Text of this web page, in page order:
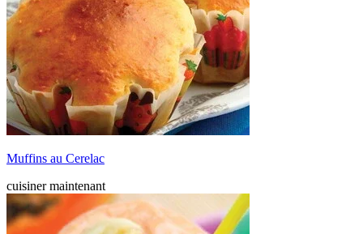
Muffins au Cerelac
cuisiner maintenant